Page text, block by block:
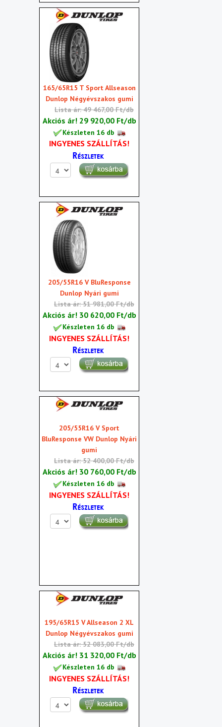
165/65R15 T Sport Allseason
Dunlop Négyévszakos gumi
Lista ár: 49 467,00 Ft/db
Akciós ár! 29 920,00 Ft/db
Készleten 16 db
INGYENES SZÁLLÍTÁS!
205/55R16 V BluResponse
Dunlop Nyári gumi
Lista ár: 51 981,00 Ft/db
Akciós ár! 30 620,00 Ft/db
Készleten 16 db
INGYENES SZÁLLÍTÁS!
205/55R16 V Sport
BluResponse VW Dunlop Nyári
gumi
Lista ár: 52 400,00 Ft/db
Akciós ár! 30 760,00 Ft/db
Készleten 16 db
INGYENES SZÁLLÍTÁS!
195/65R15 V Allseason 2 XL
Dunlop Négyévszakos gumi
Lista ár: 52 083,00 Ft/db
Akciós ár! 31 320,00 Ft/db
Készleten 16 db
INGYENES SZÁLLÍTÁS!